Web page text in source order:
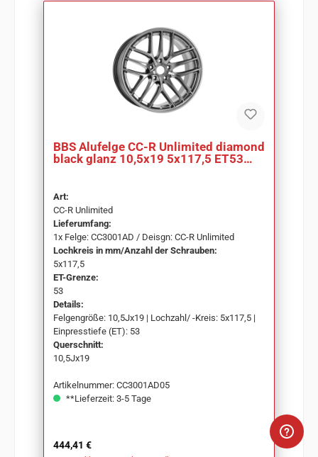
BBS Alufelge CC-R Unlimited diamond
black glanz 10,5x19 5x117,5 ET53
Art:
CC-R Unlimited
Lieferumfang:
1x Felge: CC3001AD / Deisgn: CC-R Unlimited
Lochkreis in mm/Anzahl der Schrauben:
5x117,5
ET-Grenze:
53
Details:
Felgengröße: 10,5Jx19 | Lochzahl/ -Kreis: 5x117,5 |
Einpresstiefe (ET): 53
Querschnitt:
10,5Jx19
Artikelnummer: CC3001AD05
**Lieferzeit: 3-5 Tage
Regulärer Preis:
444,41 €